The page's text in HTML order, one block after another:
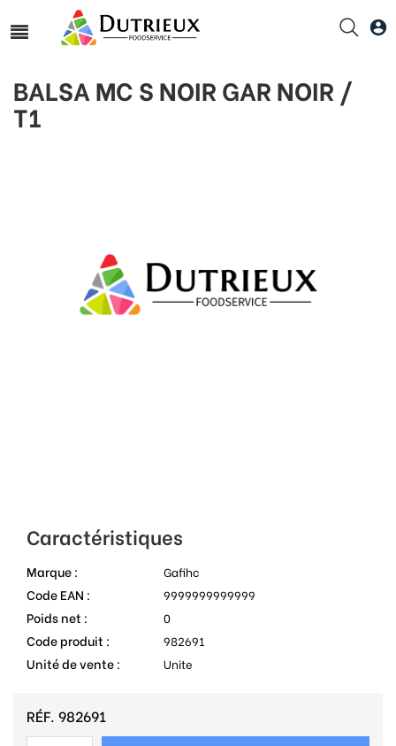
Accueil GAFIC BALSA MC S NOIR GAR NOIR / T1
BALSA MC S NOIR GAR NOIR /
T1
Caractéristiques
Marque : Gafihc
Code EAN : 9999999999999
Poids net : 0
Code produit : 982691
Unité de vente : Unite
RÉF. 982691